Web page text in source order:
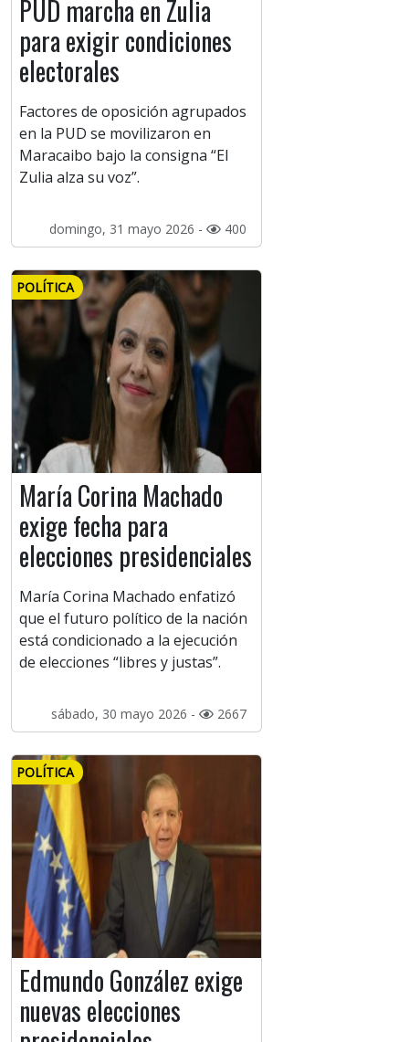
PUD marcha en Zulia
para exigir condiciones
electorales
Factores de oposición agrupados
en la PUD se movilizaron en
Maracaibo bajo la consigna “El
Zulia alza su voz”.
domingo, 31 mayo 2026 - 400
POLÍTICA
María Corina Machado
exige fecha para
elecciones presidenciales
María Corina Machado enfatizó
que el futuro político de la nación
está condicionado a la ejecución
de elecciones “libres y justas”.
sábado, 30 mayo 2026 - 2667
POLÍTICA
Edmundo González exige
nuevas elecciones